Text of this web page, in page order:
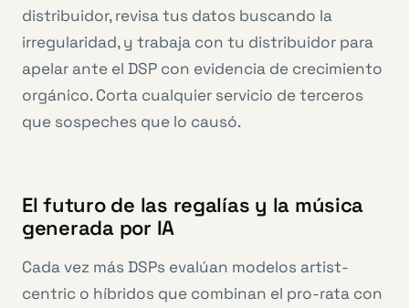
distribuidor, revisa tus datos buscando la
irregularidad, y trabaja con tu distribuidor para
apelar ante el DSP con evidencia de crecimiento
orgánico. Corta cualquier servicio de terceros
que sospeches que lo causó.
El futuro de las regalías y la música
generada por IA
Cada vez más DSPs evalúan modelos artist-
centric o híbridos que combinan el pro-rata con